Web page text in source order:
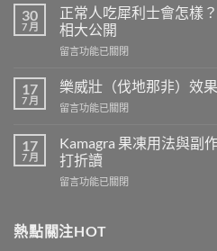
期
服
用
威
鋼
導
不
孕
嗎？
科
實
證
30
7 月
正常人吃犀利士會怎樣
相大公開
在
常
人
吃
利
士
怎
位
留言功能已關閉
17
7 月
樂威壯（伐地那非）效
在
威
壯
（伐
地
效
留言功能已關閉
17
7 月
Kamagra 果凍用法與副
打折讀
在
凍
用
留言功能已關閉
熱點關注HOT